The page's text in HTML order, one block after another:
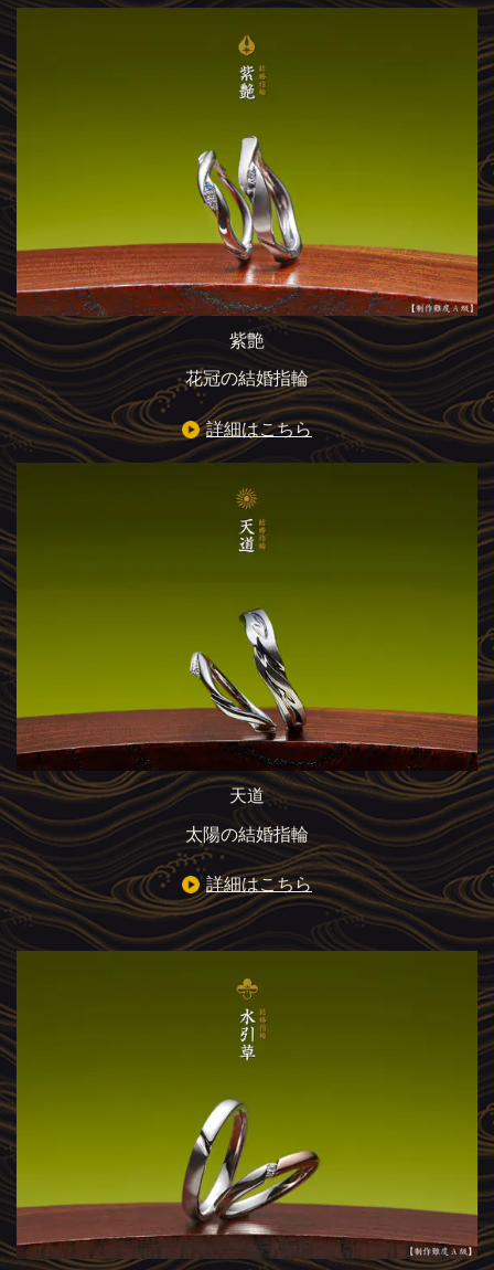
紫艶
花冠の結婚指輪
詳細はこちら
天道
太陽の結婚指輪
詳細はこちら